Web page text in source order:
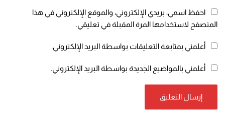
احفظ اسمي، بريدي الإلكتروني، والموقع الإلكتروني في هذا
المتصفح لاستخدامها المرة المقبلة في تعليقي.
أعلمني بمتابعة التعليقات بواسطة البريد الإلكتروني.
أعلمني بالمواضيع الجديدة بواسطة البريد الإلكتروني.